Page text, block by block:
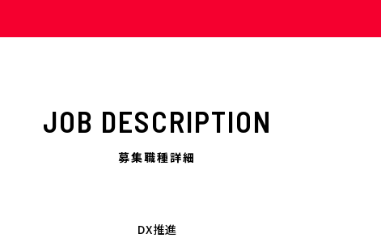
JOB DESCRIPTION
募集職種詳細
DX推進